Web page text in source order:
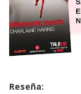
Reseña: